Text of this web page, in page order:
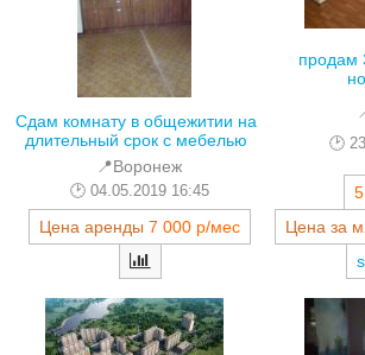
Сдам комнату в общежитии на
длительный срок с мебелью
📍Воронеж
04.05.2019 16:45
Цена аренды 7 000 р/мес
продам
Цена за